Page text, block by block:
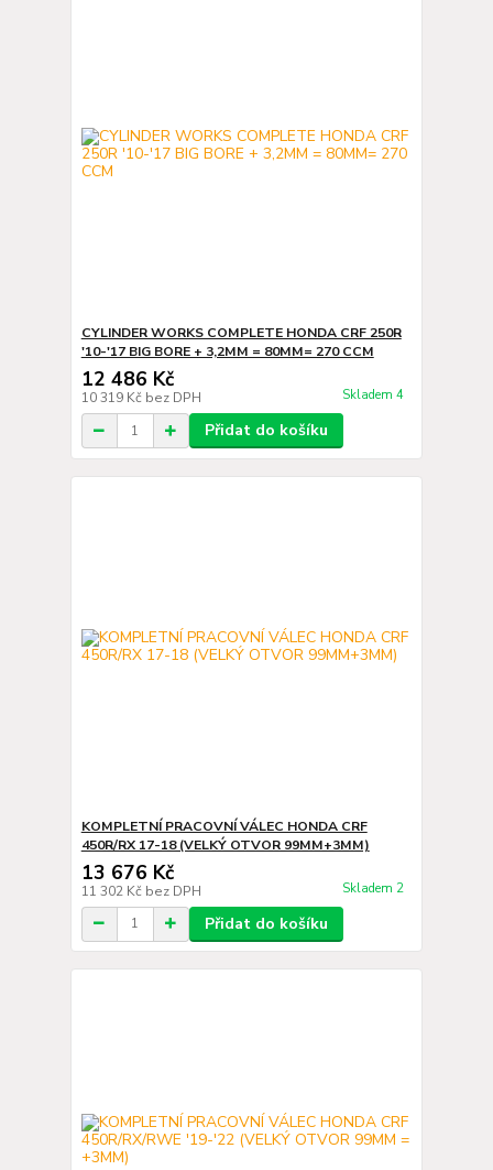
CYLINDER WORKS COMPLETE HONDA CRF 250R
'10-'17 BIG BORE + 3,2MM = 80MM= 270 CCM
12 486 Kč
10 319 Kč bez DPH Skladem 4
Přidat do košíku
KOMPLETNÍ PRACOVNÍ VÁLEC HONDA CRF
450R/RX 17-18 (VELKÝ OTVOR 99MM+3MM)
13 676 Kč
11 302 Kč bez DPH Skladem 2
Přidat do košíku